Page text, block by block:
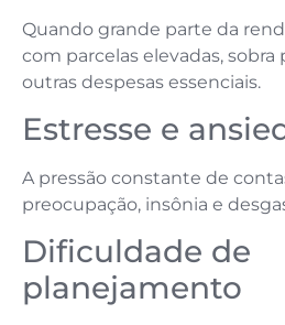
Quando grande parte da
com parcelas elevadas, sobra
outras despesas essenciais.
Estresse e
A pressão constante de
preocupação, insônia e
Dificuldade de
planejamento